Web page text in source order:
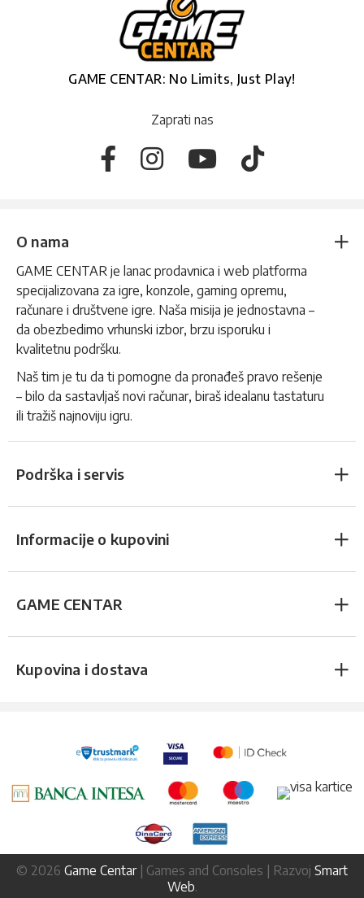
GAME CENTAR: No Limits, Just Play!
Zaprati nas
O nama
GAME CENTAR je lanac prodavnica i web platforma
specijalizovana za igre, konzole, gaming opremu,
računare i društvene igre. Naša misija je jednostavna –
da obezbedimo vrhunski izbor, brzu isporuku i
kvalitetnu podršku.
Naš tim je tu da ti pomogne da pronađeš pravo rešenje
– bilo da sastavljaš novi računar, biraš idealanu tastaturu
ili tražiš najnoviju igru.
Podrška i servis
Informacije o kupovini
GAME CENTAR
Kupovina i dostava
© 2026 Game Centar| Games and Consoles | Razvoj Smart
Web.